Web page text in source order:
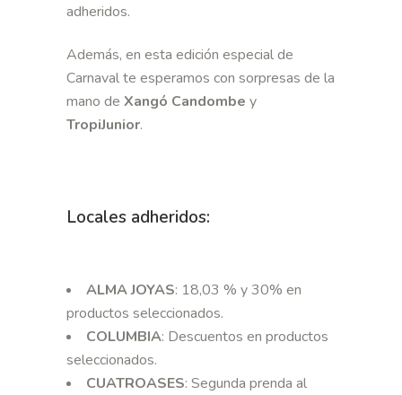
adheridos.
Además, en esta edición especial de
Carnaval te esperamos con sorpresas de la
mano de Xangó Candombe y
TropiJunior.
Locales adheridos:
ALMA JOYAS: 18,03 % y 30% en
productos seleccionados.
COLUMBIA: Descuentos en productos
seleccionados.
CUATROASES: Segunda prenda al